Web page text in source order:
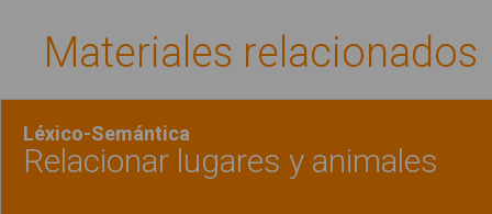
Materiales relacionados
Léxico-Semántica
Relacionar lugares y animales